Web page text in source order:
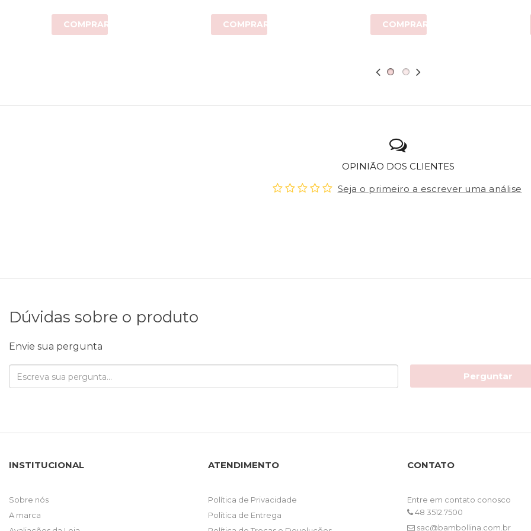
COMPRAR COMPRAR COMPRAR
OPINIÃO DOS CLIENTES
Seja o primeiro a escrever uma análise
Dúvidas sobre o produto
Envie sua pergunta
Perguntar
INSTITUCIONAL
Sobre nós
A marca
ATENDIMENTO
Política de Privacidade
Política de Entrega
CONTATO
Entre em contato conosco
48 3512.7500
sac@bambollina.com.br